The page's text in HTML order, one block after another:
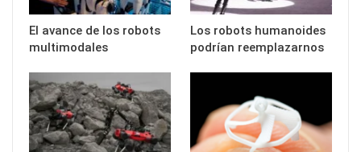
El avance de los robots
multimodales
Los robots humanoides
podrían reemplazarnos